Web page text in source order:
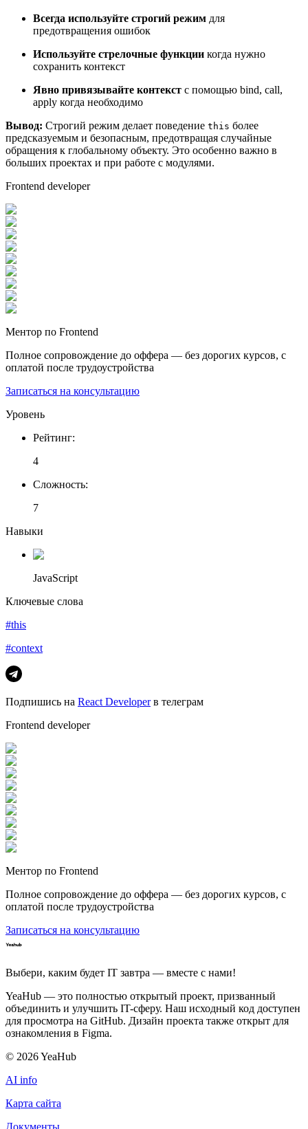
Всегда используйте строгий режим для
предотвращения ошибок
Используйте стрелочные функции когда нужно
сохранить контекст
Явно привязывайте контекст с помощью bind, call,
apply когда необходимо
Вывод: Строгий режим делает поведение this более
предсказуемым и безопасным, предотвращая случайные
обращения к глобальному объекту. Это особенно важно в
больших проектах и при работе с модулями.
Frontend developer
Ментор по Frontend
Полное сопровождение до оффера — без дорогих курсов, с
оплатой после трудоустройства
Записаться на консультацию
Уровень
Рейтинг:
4
Сложность:
7
Навыки
JavaScript
Ключевые слова
#this
#context
Подпишись на React Developerв телеграм
Frontend developer
Ментор по Frontend
Полное сопровождение до оффера — без дорогих курсов, с
оплатой после трудоустройства
Записаться на консультацию
Выбери, каким будет IT завтра — вместе c нами!
YeaHub — это полностью открытый проект, призванный
объединить и улучшить IT-сферу. Наш исходный код доступен
для просмотра на GitHub. Дизайн проекта также открыт для
ознакомления в Figma.
© 2026YeaHub
AI info
Карта сайта
Документы